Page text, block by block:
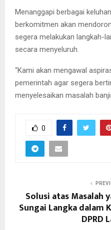
Menanggapi berbagai
berkomitmen akan
segera melakukan langkah-
secara menyeluruh.
“Kami akan mengawal
pemerintah agar segera
menyelesaikan masalah
0
Solusi atas Masalah
Sungai Langka dalam
DPRD